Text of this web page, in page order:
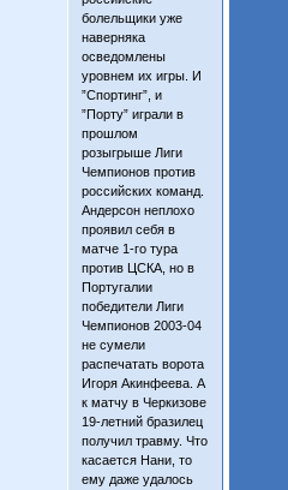
болельщики уже
наверняка
осведомлены
уровнем их игры. И
”Спортинг”, и
”Порту” играли в
прошлом
розыгрыше Лиги
Чемпионов против
российских команд.
Андерсон неплохо
проявил себя в
матче 1-го тура
против ЦСКА, но в
Португалии
победители Лиги
Чемпионов 2003-04
не сумели
распечатать ворота
Игоря Акинфеева. А
к матчу в Черкизове
19-летний бразилец
получил травму. Что
касается Нани, то
ему даже удалось